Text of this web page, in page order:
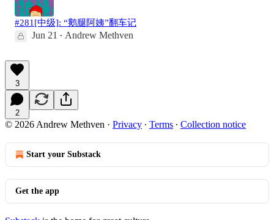
#281[中级]: “鹅腿阿姨”翻车记
Jun 21 • Andrew Methven
3
2
© 2026 Andrew Methven · Privacy ∙ Terms ∙ Collection notice
Start your Substack
Get the app